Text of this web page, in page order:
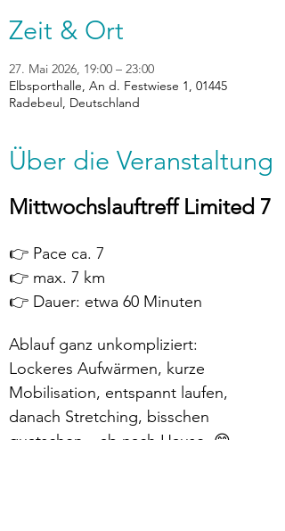
Zeit & Ort
27. Mai 2026, 19:00 – 23:00
Elbsporthalle, An d. Festwiese 1, 01445
Radebeul, Deutschland
Über die Veranstaltung
Mittwochslauftreff Limited 7
👉 Pace ca. 7
👉 max. 7 km
👉 Dauer: etwa 60 Minuten
Ablauf ganz unkompliziert:
Lockeres Aufwärmen, kurze
Mobilisation, entspannt laufen,
danach Stretching, bisschen
quatschen – ab nach Hause. 😁